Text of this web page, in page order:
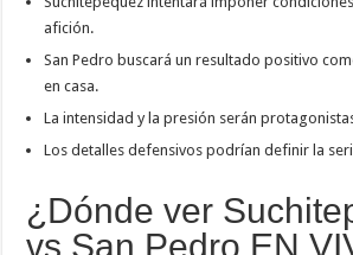
afición.
San Pedro buscará un resultado positivo
en casa.
La intensidad y la presión serán
Los detalles defensivos podrían definir la
¿Dónde ver
vs San Pedro EN